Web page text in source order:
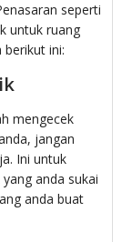
seperti
untuk ruang
berikut ini:
mengecek
jangan
Ini untuk
anda sukai
anda buat